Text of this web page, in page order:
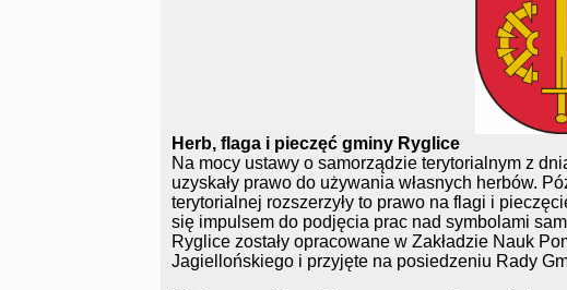
Herb, flaga i pieczęć gminy Ryglice
Na mocy ustawy o samorządzie terytorialnym z
uzyskały prawo do używania własnych herbów.
terytorialnej rozszerzyły to prawo na flagi i
się impulsem do podjęcia prac nad symbolami
Ryglice zostały opracowane w Zakładzie Nauk
Jagiellońskiego i przyjęte na posiedzeniu Rady